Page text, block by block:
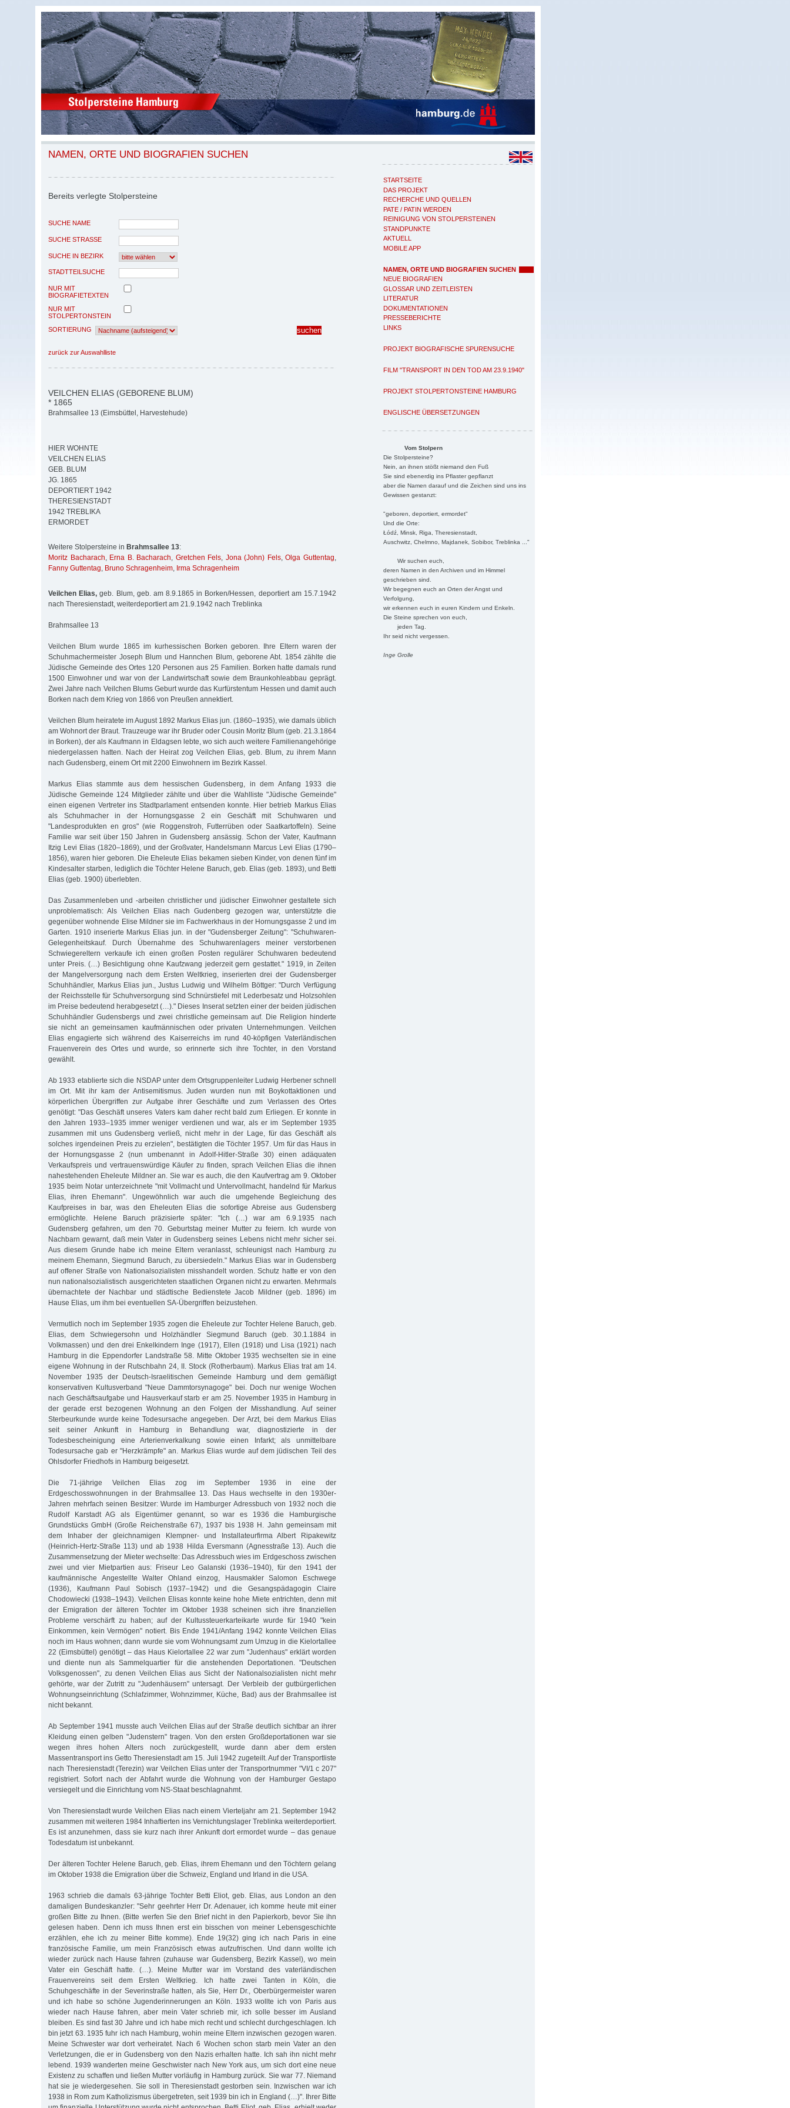
STARTSEITE
DAS PROJEKT
RECHERCHE UND QUELLEN
PATE / PATIN WERDEN
REINIGUNG VON STOLPERSTEINEN
STANDPUNKTE
AKTUELL
MOBILE APP
NAMEN, ORTE UND BIOGRAFIEN SUCHEN
NEUE BIOGRAFIEN
GLOSSAR UND ZEITLEISTEN
LITERATUR
DOKUMENTATIONEN
PRESSEBERICHTE
LINKS
PROJEKT BIOGRAFISCHE SPURENSUCHE
FILM "TRANSPORT IN DEN TOD AM 23.9.1940"
PROJEKT STOLPERTONSTEINE HAMBURG
ENGLISCHE ÜBERSETZUNGEN
Vom Stolpern
Die Stolpersteine?
Nein, an ihnen stößt niemand den Fuß
Sie sind ebenerdig ins Pflaster gepflanzt
aber die Namen darauf und die Zeichen sind uns ins
Gewissen gestanzt:
"geboren, deportiert, ermordet"
Und die Orte:
Łódź, Minsk, Riga, Theresienstadt,
Auschwitz, Chelmno, Majdanek, Sobibor, Treblinka ..."
Wir suchen euch,
deren Namen in den Archiven und im Himmel
geschrieben sind.
Wir begegnen euch an Orten der Angst und
Verfolgung,
wir erkennen euch in euren Kindern und Enkeln.
Die Steine sprechen von euch,
jeden Tag.
Ihr seid nicht vergessen.
Inge Grolle
NAMEN, ORTE UND BIOGRAFIEN SUCHEN
Bereits verlegte Stolpersteine
SUCHE NAME
SUCHE STRASSE
SUCHE IN BEZIRK
STADTTEILSUCHE
NUR MIT
BIOGRAFIETEXTEN
NUR MIT
STOLPERTONSTEIN
SORTIERUNG
zurück zur Auswahlliste
VEILCHEN ELIAS (GEBORENE BLUM)
* 1865
Brahmsallee 13 (Eimsbüttel, Harvestehude)
HIER WOHNTE
VEILCHEN ELIAS
GEB. BLUM
JG. 1865
DEPORTIERT 1942
THERESIENSTADT
1942 TREBLIKA
ERMORDET
Weitere Stolpersteine in Brahmsallee 13:
Moritz Bacharach, Erna B. Bacharach, Gretchen Fels, Jona (John) Fels,Olga Guttentag,
Fanny Guttentag, Bruno Schragenheim, Irma Schragenheim
Veilchen Elias, geb. Blum, geb. am 8.9.1865 in Borken/Hessen, deportiert am 15.7.1942
nach Theresienstadt, weiterdeportiert am 21.9.1942 nach Treblinka
Brahmsallee 13
Veilchen Blum wurde 1865 im kurhessischen Borken geboren. Ihre Eltern waren der
Schuhmachermeister Joseph Blum und Hannchen Blum, geborene Abt. 1854 zählte die
Jüdische Gemeinde des Ortes 120 Personen aus 25 Familien. Borken hatte damals rund
1500 Einwohner und war von der Landwirtschaft sowie dem Braunkohleabbau geprägt.
Zwei Jahre nach Veilchen Blums Geburt wurde das Kurfürstentum Hessen und damit auch
Borken nach dem Krieg von 1866 von Preußen annektiert.
Veilchen Blum heiratete im August 1892 Markus Elias jun. (1860–1935), wie damals üblich
am Wohnort der Braut. Trauzeuge war ihr Bruder oder Cousin Moritz Blum (geb. 21.3.1864
in Borken), der als Kaufmann in Eldagsen lebte, wo sich auch weitere Familienangehörige
niedergelassen hatten. Nach der Heirat zog Veilchen Elias, geb. Blum, zu ihrem Mann
nach Gudensberg, einem Ort mit 2200 Einwohnern im Bezirk Kassel.
Markus Elias stammte aus dem hessischen Gudensberg, in dem Anfang 1933 die
Jüdische Gemeinde 124 Mitglieder zählte und über die Wahlliste "Jüdische Gemeinde"
einen eigenen Vertreter ins Stadtparlament entsenden konnte. Hier betrieb Markus Elias
als Schuhmacher in der Hornungsgasse 2 ein Geschäft mit Schuhwaren und
"Landesprodukten en gros" (wie Roggenstroh, Futterrüben oder Saatkartoffeln). Seine
Familie war seit über 150 Jahren in Gudensberg ansässig. Schon der Vater, Kaufmann
Itzig Levi Elias (1820–1869), und der Großvater, Handelsmann Marcus Levi Elias (1790–
1856), waren hier geboren. Die Eheleute Elias bekamen sieben Kinder, von denen fünf im
Kindesalter starben, lediglich die Töchter Helene Baruch, geb. Elias (geb. 1893), und Betti
Elias (geb. 1900) überlebten.
Das Zusammenleben und -arbeiten christlicher und jüdischer Einwohner gestaltete sich
unproblematisch: Als Veilchen Elias nach Gudenberg gezogen war, unterstützte die
gegenüber wohnende Elise Mildner sie im Fachwerkhaus in der Hornungsgasse 2 und im
Garten. 1910 inserierte Markus Elias jun. in der "Gudensberger Zeitung": "Schuhwaren-
Gelegenheitskauf. Durch Übernahme des Schuhwarenlagers meiner verstorbenen
Schwiegereltern verkaufe ich einen großen Posten regulärer Schuhwaren bedeutend
unter Preis. (…) Besichtigung ohne Kaufzwang jederzeit gern gestattet." 1919, in Zeiten
der Mangelversorgung nach dem Ersten Weltkrieg, inserierten drei der Gudensberger
Schuhhändler, Markus Elias jun., Justus Ludwig und Wilhelm Böttger: "Durch Verfügung
der Reichsstelle für Schuhversorgung sind Schnürstiefel mit Lederbesatz und Holzsohlen
im Preise bedeutend herabgesetzt (…)." Dieses Inserat setzten einer der beiden jüdischen
Schuhhändler Gudensbergs und zwei christliche gemeinsam auf. Die Religion hinderte
sie nicht an gemeinsamen kaufmännischen oder privaten Unternehmungen. Veilchen
Elias engagierte sich während des Kaiserreichs im rund 40-köpfigen Vaterländischen
Frauenverein des Ortes und wurde, so erinnerte sich ihre Tochter, in den Vorstand
gewählt.
Ab 1933 etablierte sich die NSDAP unter dem Ortsgruppenleiter Ludwig Herbener schnell
im Ort. Mit ihr kam der Antisemitismus. Juden wurden nun mit Boykottaktionen und
körperlichen Übergriffen zur Aufgabe ihrer Geschäfte und zum Verlassen des Ortes
genötigt: "Das Geschäft unseres Vaters kam daher recht bald zum Erliegen. Er konnte in
den Jahren 1933–1935 immer weniger verdienen und war, als er im September 1935
zusammen mit uns Gudensberg verließ, nicht mehr in der Lage, für das Geschäft als
solches irgendeinen Preis zu erzielen", bestätigten die Töchter 1957. Um für das Haus in
der Hornungsgasse 2 (nun umbenannt in Adolf-Hitler-Straße 30) einen adäquaten
Verkaufspreis und vertrauenswürdige Käufer zu finden, sprach Veilchen Elias die ihnen
nahestehenden Eheleute Mildner an. Sie war es auch, die den Kaufvertrag am 9. Oktober
1935 beim Notar unterzeichnete "mit Vollmacht und Untervollmacht, handelnd für Markus
Elias, ihren Ehemann". Ungewöhnlich war auch die umgehende Begleichung des
Kaufpreises in bar, was den Eheleuten Elias die sofortige Abreise aus Gudensberg
ermöglichte. Helene Baruch präzisierte später: "Ich (…) war am 6.9.1935 nach
Gudensberg gefahren, um den 70. Geburtstag meiner Mutter zu feiern. Ich wurde von
Nachbarn gewarnt, daß mein Vater in Gudensberg seines Lebens nicht mehr sicher sei.
Aus diesem Grunde habe ich meine Eltern veranlasst, schleunigst nach Hamburg zu
meinem Ehemann, Siegmund Baruch, zu übersiedeln." Markus Elias war in Gudensberg
auf offener Straße von Nationalsozialisten misshandelt worden. Schutz hatte er von den
nun nationalsozialistisch ausgerichteten staatlichen Organen nicht zu erwarten. Mehrmals
übernachtete der Nachbar und städtische Bedienstete Jacob Mildner (geb. 1896) im
Hause Elias, um ihm bei eventuellen SA-Übergriffen beizustehen.
Vermutlich noch im September 1935 zogen die Eheleute zur Tochter Helene Baruch, geb.
Elias, dem Schwiegersohn und Holzhändler Siegmund Baruch (geb. 30.1.1884 in
Volkmassen) und den drei Enkelkindern Inge (1917), Ellen (1918) und Lisa (1921) nach
Hamburg in die Eppendorfer Landstraße 58. Mitte Oktober 1935 wechselten sie in eine
eigene Wohnung in der Rutschbahn 24, II. Stock (Rotherbaum). Markus Elias trat am 14.
November 1935 der Deutsch-Israelitischen Gemeinde Hamburg und dem gemäßigt
konservativen Kultusverband "Neue Dammtorsynagoge" bei. Doch nur wenige Wochen
nach Geschäftsaufgabe und Hausverkauf starb er am 25. November 1935 in Hamburg in
der gerade erst bezogenen Wohnung an den Folgen der Misshandlung. Auf seiner
Sterbeurkunde wurde keine Todesursache angegeben. Der Arzt, bei dem Markus Elias
seit seiner Ankunft in Hamburg in Behandlung war, diagnostizierte in der
Todesbescheinigung eine Arterienverkalkung sowie einen Infarkt; als unmittelbare
Todesursache gab er "Herzkrämpfe" an. Markus Elias wurde auf dem jüdischen Teil des
Ohlsdorfer Friedhofs in Hamburg beigesetzt.
Die 71-jährige Veilchen Elias zog im September 1936 in eine der
Erdgeschosswohnungen in der Brahmsallee 13. Das Haus wechselte in den 1930er-
Jahren mehrfach seinen Besitzer: Wurde im Hamburger Adressbuch von 1932 noch die
Rudolf Karstadt AG als Eigentümer genannt, so war es 1936 die Hamburgische
Grundstücks GmbH (Große Reichenstraße 67), 1937 bis 1938 H. Jahn gemeinsam mit
dem Inhaber der gleichnamigen Klempner- und Installateurfirma Albert Ripakewitz
(Heinrich-Hertz-Straße 113) und ab 1938 Hilda Eversmann (Agnesstraße 13). Auch die
Zusammensetzung der Mieter wechselte: Das Adressbuch wies im Erdgeschoss zwischen
zwei und vier Mietpartien aus: Friseur Leo Galanski (1936–1940), für den 1941 der
kaufmännische Angestellte Walter Ohland einzog, Hausmakler Salomon Eschwege
(1936), Kaufmann Paul Sobisch (1937–1942) und die Gesangspädagogin Claire
Chodowiecki (1938–1943). Veilchen Elisas konnte keine hohe Miete entrichten, denn mit
der Emigration der älteren Tochter im Oktober 1938 scheinen sich ihre finanziellen
Probleme verschärft zu haben; auf der Kultussteuerkarteikarte wurde für 1940 "kein
Einkommen, kein Vermögen" notiert. Bis Ende 1941/Anfang 1942 konnte Veilchen Elias
noch im Haus wohnen; dann wurde sie vom Wohnungsamt zum Umzug in die Kielortallee
22 (Eimsbüttel) genötigt – das Haus Kielortallee 22 war zum "Judenhaus" erklärt worden
und diente nun als Sammelquartier für die anstehenden Deportationen. "Deutschen
Volksgenossen", zu denen Veilchen Elias aus Sicht der Nationalsozialisten nicht mehr
gehörte, war der Zutritt zu "Judenhäusern" untersagt. Der Verbleib der gutbürgerlichen
Wohnungseinrichtung (Schlafzimmer, Wohnzimmer, Küche, Bad) aus der Brahmsallee ist
nicht bekannt.
Ab September 1941 musste auch Veilchen Elias auf der Straße deutlich sichtbar an ihrer
Kleidung einen gelben "Judenstern" tragen. Von den ersten Großdeportationen war sie
wegen ihres hohen Alters noch zurückgestellt, wurde dann aber dem ersten
Massentransport ins Getto Theresienstadt am 15. Juli 1942 zugeteilt. Auf der Transportliste
nach Theresienstadt (Terezin) war Veilchen Elias unter der Transportnummer "VI/1 c 207"
registriert. Sofort nach der Abfahrt wurde die Wohnung von der Hamburger Gestapo
versiegelt und die Einrichtung vom NS-Staat beschlagnahmt.
Von Theresienstadt wurde Veilchen Elias nach einem Vierteljahr am 21. September 1942
zusammen mit weiteren 1984 Inhaftierten ins Vernichtungslager Treblinka weiterdeportiert.
Es ist anzunehmen, dass sie kurz nach ihrer Ankunft dort ermordet wurde – das genaue
Todesdatum ist unbekannt.
Der älteren Tochter Helene Baruch, geb. Elias, ihrem Ehemann und den Töchtern gelang
im Oktober 1938 die Emigration über die Schweiz, England und Irland in die USA.
1963 schrieb die damals 63-jährige Tochter Betti Eliot, geb. Elias, aus London an den
damaligen Bundeskanzler: "Sehr geehrter Herr Dr. Adenauer, ich komme heute mit einer
großen Bitte zu Ihnen. (Bitte werfen Sie den Brief nicht in den Papierkorb, bevor Sie ihn
gelesen haben. Denn ich muss Ihnen erst ein bisschen von meiner Lebensgeschichte
erzählen, ehe ich zu meiner Bitte komme). Ende 19(32) ging ich nach Paris in eine
französische Familie, um mein Französisch etwas aufzufrischen. Und dann wollte ich
wieder zurück nach Hause fahren (zuhause war Gudensberg, Bezirk Kassel), wo mein
Vater ein Geschäft hatte. (…). Meine Mutter war im Vorstand des vaterländischen
Frauenvereins seit dem Ersten Weltkrieg. Ich hatte zwei Tanten in Köln, die
Schuhgeschäfte in der Severinstraße hatten, als Sie, Herr Dr., Oberbürgermeister waren
und ich habe so schöne Jugenderinnerungen an Köln. 1933 wollte ich von Paris aus
wieder nach Hause fahren, aber mein Vater schrieb mir, ich solle besser im Ausland
bleiben. Es sind fast 30 Jahre und ich habe mich recht und schlecht durchgeschlagen. Ich
bin jetzt 63. 1935 fuhr ich nach Hamburg, wohin meine Eltern inzwischen gezogen waren.
Meine Schwester war dort verheiratet. Nach 6 Wochen schon starb mein Vater an den
Verletzungen, die er in Gudensberg von den Nazis erhalten hatte. Ich sah ihn nicht mehr
lebend. 1939 wanderten meine Geschwister nach New York aus, um sich dort eine neue
Existenz zu schaffen und ließen Mutter vorläufig in Hamburg zurück. Sie war 77. Niemand
hat sie je wiedergesehen. Sie soll in Theresienstadt gestorben sein. Inzwischen war ich
1938 in Rom zum Katholizismus übergetreten, seit 1939 bin ich in England (…)". Ihrer Bitte